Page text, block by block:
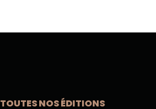
TOUTES NOS ÉDITIONS